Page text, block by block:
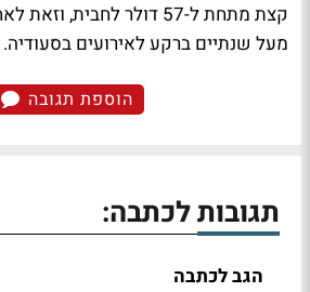
קצת מתחת ל-57 דולר
מעל שנתיים ברקע לאירועים
הוספת תגובה
תגובות לכתבה:
הגב לכתבה